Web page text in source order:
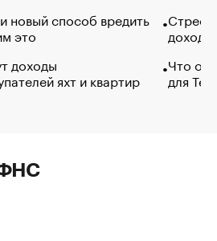
новый способ вредить
это
доходы
яхт и квартир
Что
для
ФНС